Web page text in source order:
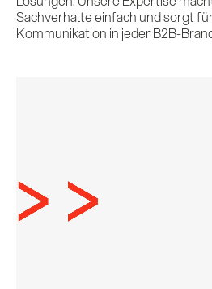
Sachverhalte einfach und sorgt
Kommunikation in jeder B2B-